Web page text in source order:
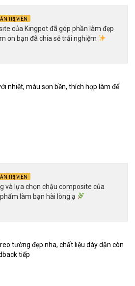
kẻ chỉ composite có trọng lượng
dàng di chuyển khắp mọi nơi trong
tối giản được cho không gian và
Chậu Composite Kẻ Chỉ Trắng
TRỊ VIÊN
của Kingpot đã góp phần làm đẹp
ơn bạn đã chia sẻ trải nghiệm
nhiệt, màu sơn bền, thích hợp làm để
TRỊ VIÊN
và lựa chọn chậu composite của
làm bạn hài lòng ạ
tường đẹp nha, chất liệu dày dặn còn
tiếp